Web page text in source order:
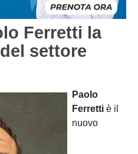
Ferretti la
settore
Paolo
Ferretti è il
nuovo